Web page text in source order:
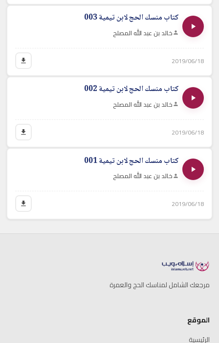
كتاب منسك الحج لابن تيمية 003
خالد بن عبد الله المصلح
2019/06/18
كتاب منسك الحج لابن تيمية 002
خالد بن عبد الله المصلح
2019/06/18
كتاب منسك الحج لابن تيمية 001
خالد بن عبد الله المصلح
2019/06/18
مرجعك الشامل لمناسك الحج والعمرة
الموقع
الرئيسية